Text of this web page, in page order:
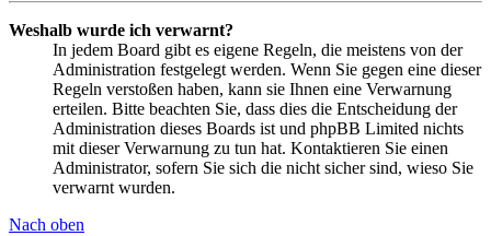
Weshalb wurde ich verwarnt?
In jedem Board gibt es eigene Regeln, die meistens von der
Administration festgelegt werden. Wenn Sie gegen eine dieser
Regeln verstoßen haben, kann sie Ihnen eine Verwarnung
erteilen. Bitte beachten Sie, dass dies die Entscheidung der
Administration dieses Boards ist und phpBB Limited nichts
mit dieser Verwarnung zu tun hat. Kontaktieren Sie einen
Administrator, sofern Sie sich die nicht sicher sind, wieso Sie
verwarnt wurden.
Nach oben